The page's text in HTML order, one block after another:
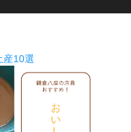
産10選